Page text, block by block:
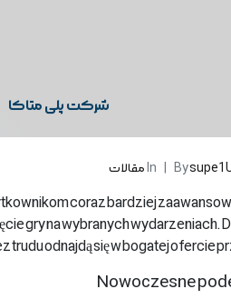
شرکت پلی متاکا
By
Inمقالات
coraz bardziej
gry na wybranych wydarzeniach.
trudu odnajdą się w bogatej ofercie
Nowoczesne